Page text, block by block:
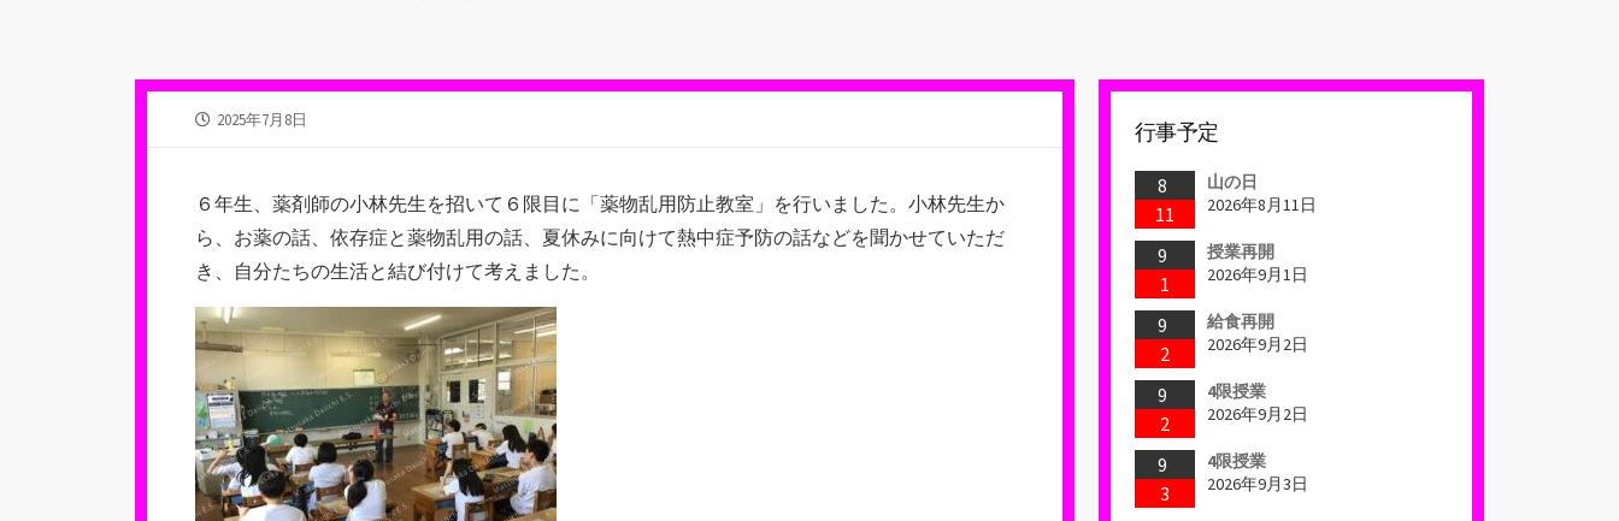
公
2025年7月8日
６年生、薬剤師の小林先生を招いて６限目に「薬物乱用防止教室」を行いました。小林先生か
ら、お薬の話、依存症と薬物乱用の話、夏休みに向けて熱中症予防の話などを聞かせていただ
き、自分たちの生活と結び付けて考えました。
行事予定
8
11
山の日
2026年8月11日
9
1
授業再開
2026年9月1日
9
2
給食再開
2026年9月2日
9
2
4限授業
2026年9月2日
9
3
4限授業
2026年9月3日